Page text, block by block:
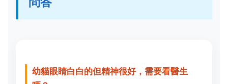
幼貓眼睛白白的但精神很好，需要看醫生